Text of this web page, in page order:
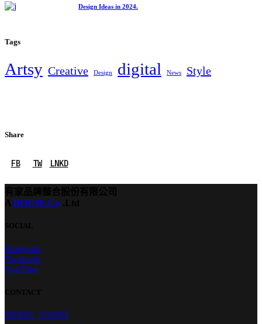
Design Ideas in 2024.
Tags
Artsy Creative Design digital News Style
Share
FB TW LNKD
HOUSE.Co
Instagram
Facebook
YouTube
NEIHU, TAIPEI